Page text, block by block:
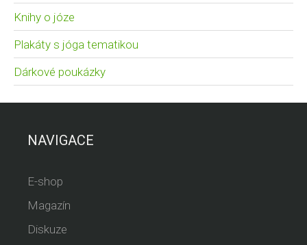
Knihy o józe
Plakáty s jóga tematikou
Dárkové poukázky
NAVIGACE
E-shop
Magazín
Diskuze